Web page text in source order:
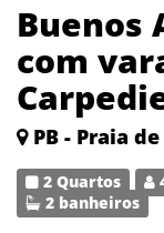
Buenos
com
PB - Praia
2 Quartos
2 banheiros